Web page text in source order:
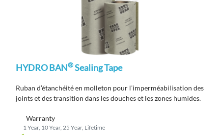
HYDRO BAN®Sealing Tape
Ruban d’étanchéitéen molleton pour l’imperméabilisation des
joints et des transition dans les douches et les zones humides.
Warranty
1 Year, 10 Year, 25 Year, Lifetime